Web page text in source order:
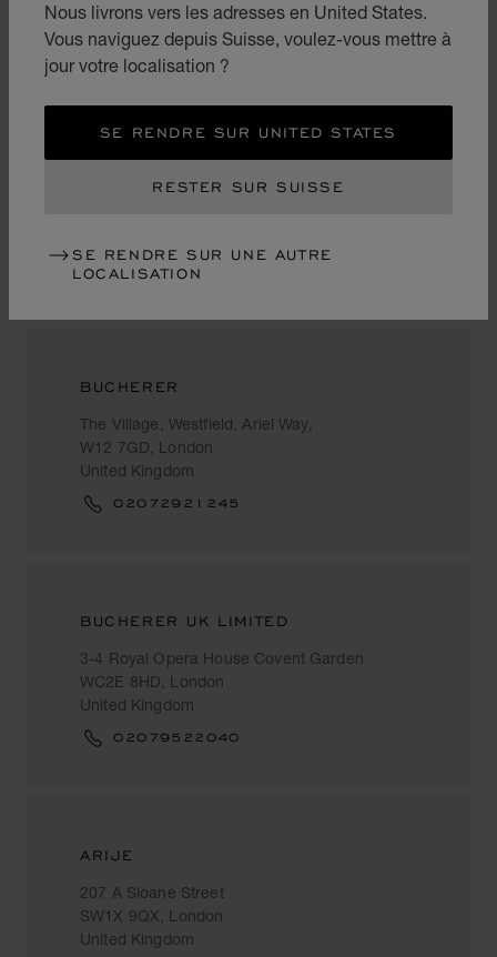
Nous livrons vers les adresses en United States.
Vous naviguez depuis Suisse, voulez-vous mettre à
jour votre localisation ?
SE RENDRE SUR UNITED STATES
RESTER SUR SUISSE
SE RENDRE SUR UNE AUTRE
LOCALISATION
+44 (0)20 7730 1234
87-135 Brompton Rd
02077301234
BUCHERER
The Village, Westfield, Ariel Way,
W12 7GD, London
United Kingdom
02072921245
BUCHERER UK LIMITED
3-4 Royal Opera House Covent Garden
WC2E 8HD, London
United Kingdom
02079522040
ARIJE
207 A Sloane Street
SW1X 9QX, London
United Kingdom